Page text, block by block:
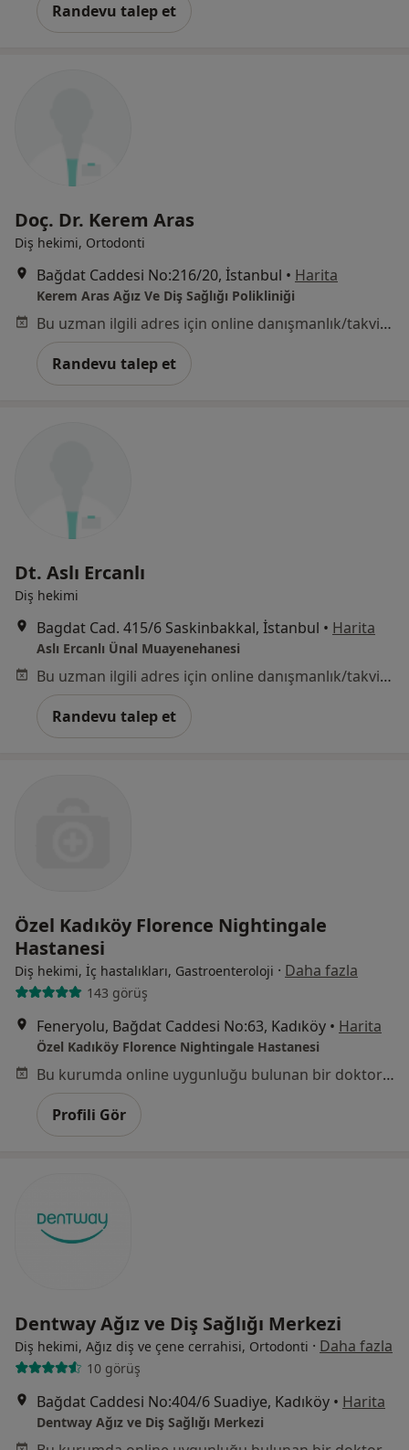
Randevu talep et
Doç. Dr. Kerem Aras
Diş hekimi, Ortodonti
Bağdat Caddesi No:216/20, İstanbul • Harita
Kerem Aras Ağız Ve Diş Sağlığı Polikliniği
Bu uzman ilgili adres için online danışmanlık/takvim sunmuyor.
Randevu talep et
Dt. Aslı Ercanlı
Diş hekimi
Bagdat Cad. 415/6 Saskinbakkal, İstanbul • Harita
Aslı Ercanlı Ünal Muayenehanesi
Bu uzman ilgili adres için online danışmanlık/takvim sunmuyor.
Randevu talep et
Özel Kadıköy Florence Nightingale
Hastanesi
Diş hekimi, İç hastalıkları, Gastroenteroloji · Daha fazla
143 görüş
Feneryolu, Bağdat Caddesi No:63, Kadıköy • Harita
Özel Kadıköy Florence Nightingale Hastanesi
Bu kurumda online uygunluğu bulunan bir doktor veya uzman bulunamadı
Profili Gör
Dentway Ağız ve Diş Sağlığı Merkezi
Diş hekimi, Ağız diş ve çene cerrahisi, Ortodonti · Daha fazla
10 görüş
Bağdat Caddesi No:404/6 Suadiye, Kadıköy • Harita
Dentway Ağız ve Diş Sağlığı Merkezi